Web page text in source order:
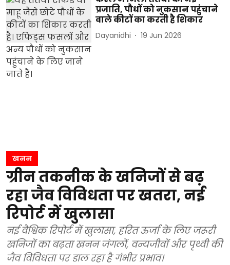
प्रजाति, पौधों को नुकसान पहुंचाने
वाले कीटों का करती है शिकार
Dayanidhi 19 Jun 2026
खनन
ग्रीन तकनीक के खनिजों से बढ़
रहा जैव विविधता पर खतरा, नई
रिपोर्ट में खुलासा
नई वैश्विक रिपोर्ट में खुलासा, हरित ऊर्जा के लिए जरूरी
खनिजों का बढ़ता खनन जंगलों, वन्यजीवों और पृथ्वी की
जैव विविधता पर डाल रहा है गंभीर प्रभाव।